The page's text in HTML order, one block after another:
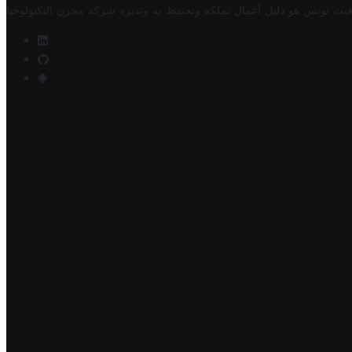
تونس هو دليل أعمال تملكه وتحتفظ به وتديره شركة مخزن التكنولوجيا